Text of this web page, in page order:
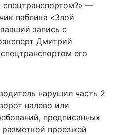
—
паблика «Злой
запись с
Дмитрий
его
нарушил часть 2
налево или
предписанных
проезжей